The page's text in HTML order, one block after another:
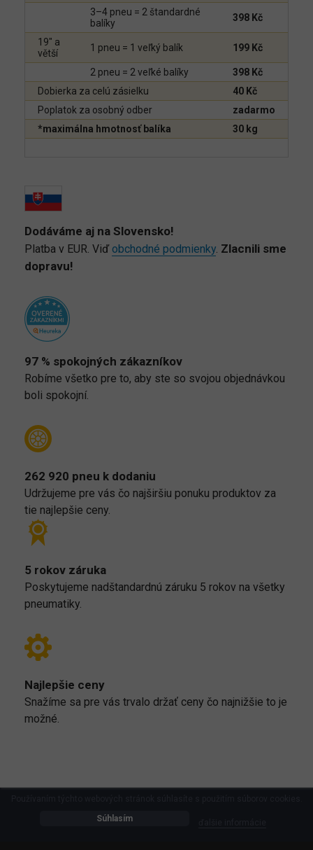
3–4 pneu = 2 štandardné
balíky
398 Kč
19" a
větší
1 pneu = 1 veľký balík 199 Kč
2 pneu = 2 veľké balíky
398 Kč
Dobierka za celú zásielku
40 Kč
Poplatok za osobný odber
zadarmo
*maximálna hmotnosť balíka
30 kg
Dodáváme aj na Slovensko!
Platba v EUR. Viďobchodné podmienky. Zlacnili sme
dopravu!
97 % spokojných zákazníkov
Robíme všetko pre to, aby ste so svojou objednávkou
boli spokojní.
262 920 pneu k dodaniu
Udržujeme pre vás čo najširšiu ponuku produktov za
tie najlepšie ceny.
5 rokov záruka
Poskytujeme nadštandardnú záruku 5 rokov na všetky
pneumatiky.
Najlepšie ceny
Snažíme sa pre vás trvalo držať ceny čo najnižšie to je
možné.
Súhlasím